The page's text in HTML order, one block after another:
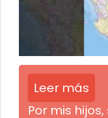
Leer más
Por mis